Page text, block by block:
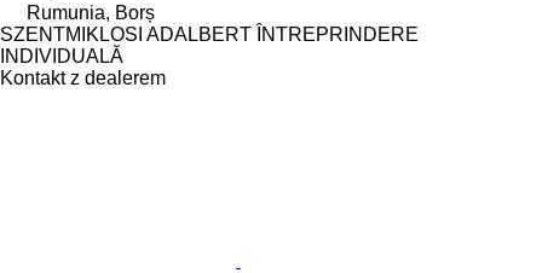
Rumunia, Borș
SZENTMIKLOSI ADALBERT ÎNTREPRINDERE
INDIVIDUALĂ
Kontakt z dealerem